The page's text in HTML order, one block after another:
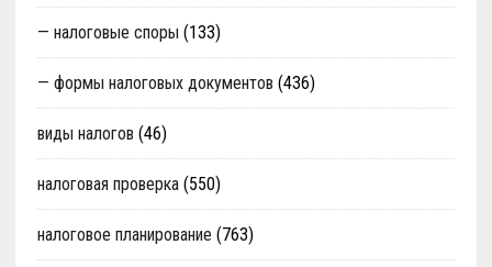
— налоговые споры (133)
— формы налоговых документов (436)
виды налогов (46)
налоговая проверка(550)
налоговое планирование (763)